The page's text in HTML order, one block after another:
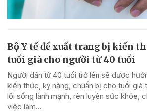
Bộ Y tế đề xuất trang bị kiến
tuổi già cho người từ 40 tuổi
Người dân từ 40 tuổi trở lên sẽ được
kiến thức, kỹ năng, chuẩn bị cho tuổi già
lối sống lành mạnh, rèn luyện sức khỏe,
việc làm...